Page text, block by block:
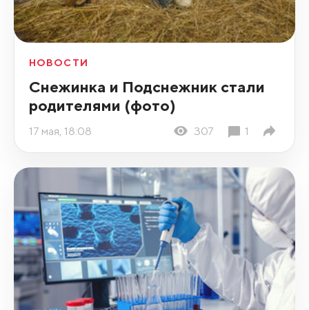
НОВОСТИ
Снежинка и Подснежник стали
родителями (фото)
17 мая, 18:08 307 1